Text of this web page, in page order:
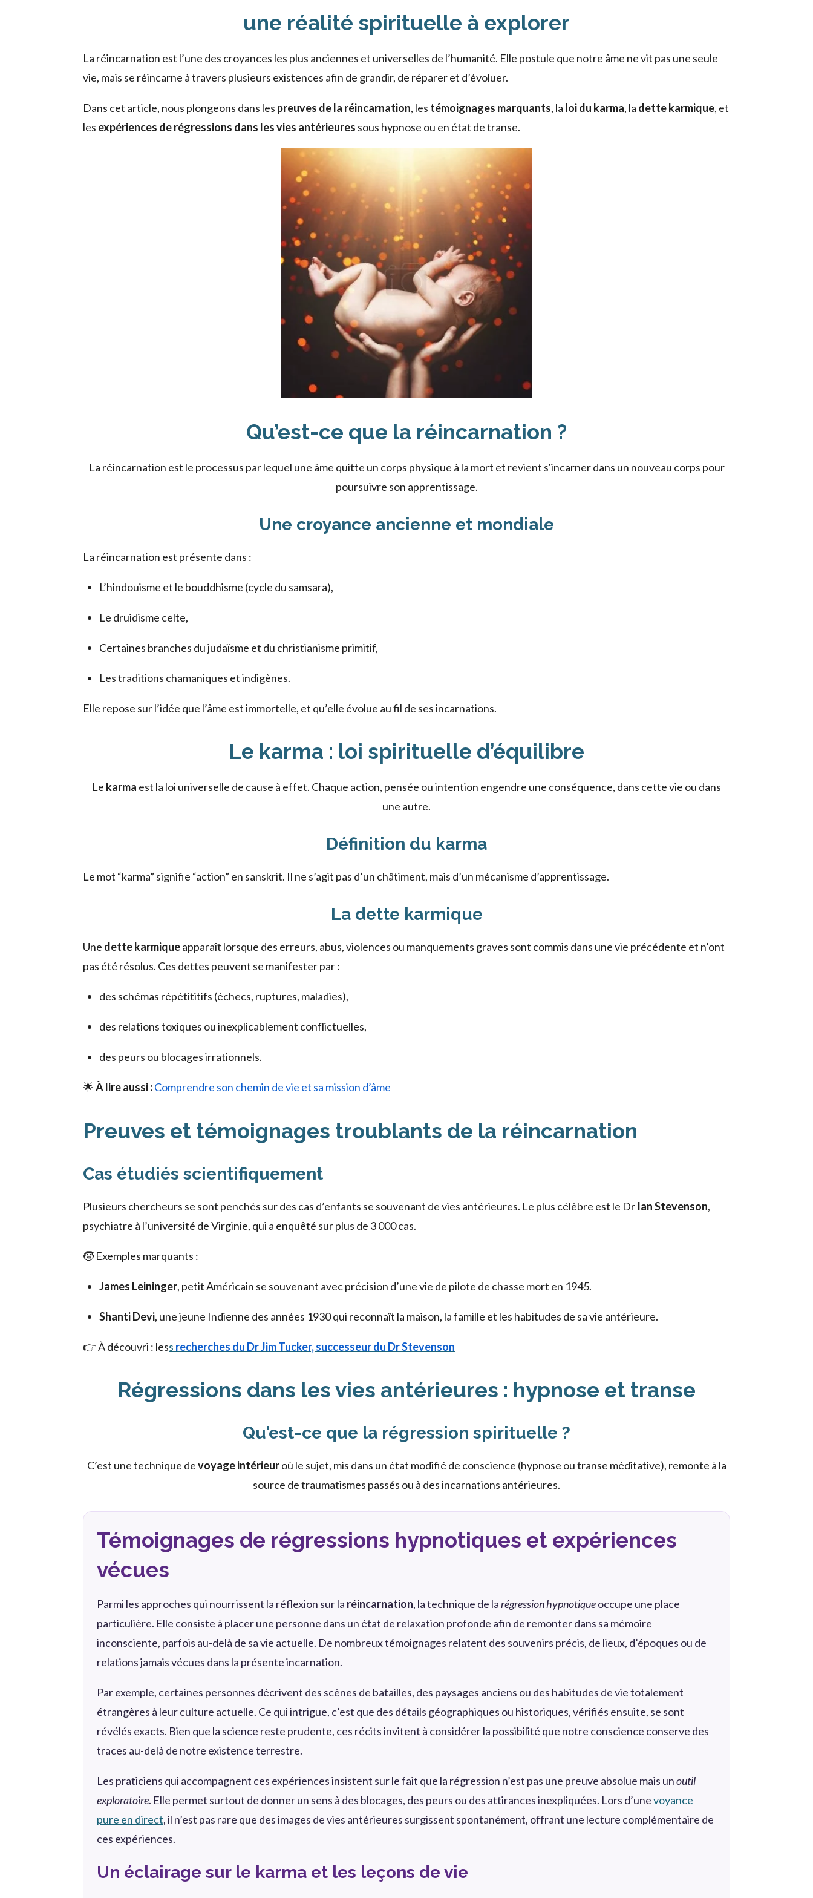
une réalité spirituelle à explorer
La réincarnation est l’une des croyances les plus anciennes et universelles de l’humanité. Elle postule que notre âme ne vit pas une seule
vie, mais se réincarne à travers plusieurs existences afin de grandir, de réparer et d’évoluer.
Dans cet article, nous plongeons dans les preuves de la réincarnation, les témoignages marquants, la loi du karma, la dette karmique, et
les expériences de régressions dans les vies antérieures sous hypnose ou en état de transe.
Qu’est-ce que la réincarnation ?
La réincarnation est le processus par lequel une âme quitte un corps physique à la mort et revient s'incarner dans un nouveau corps pour
poursuivre son apprentissage.
Une croyance ancienne et mondiale
La réincarnation est présente dans :
L’hindouisme et le bouddhisme (cycle du samsara),
Le druidisme celte,
Certaines branches du judaïsme et du christianisme primitif,
Les traditions chamaniques et indigènes.
Elle repose sur l’idée que l’âme est immortelle, et qu’elle évolue au fil de ses incarnations.
Le karma : loi spirituelle d’équilibre
Le karma est la loi universelle de cause à effet. Chaque action, pensée ou intention engendre une conséquence, dans cette vie ou dans
une autre.
Définition du karma
Le mot “karma” signifie “action” en sanskrit. Il ne s’agit pas d’un châtiment, mais d’un mécanisme d’apprentissage.
La dette karmique
Une dette karmiqueapparaît lorsque des erreurs, abus, violences ou manquements graves sont commis dans une vie précédente et n’ont
pas été résolus. Ces dettes peuvent se manifester par :
des schémas répétititifs (échecs, ruptures, maladies),
des relations toxiques ou inexplicablement conflictuelles,
des peurs ou blocages irrationnels.
🌟À lire aussi :Comprendre son chemin de vie et sa mission d’âme
Preuves et témoignages troublants de la réincarnation
Cas étudiés scientifiquement
Plusieurs chercheurs se sont penchés sur des cas d’enfants se souvenant de vies antérieures. Le plus célèbre est le Dr Ian Stevenson,
psychiatre à l’université de Virginie, qui a enquêté sur plus de 3 000 cas.
🧒 Exemples marquants :
James Leininger, petit Américain se souvenant avec précision d’une vie de pilote de chasse mort en 1945.
Shanti Devi, une jeune Indienne des années 1930 qui reconnaît la maison, la famille et les habitudes de sa vie antérieure.
👉 À découvri : less recherches du Dr Jim Tucker, successeur du Dr Stevenson
Régressions dans les vies antérieures : hypnose et transe
Qu’est-ce que la régression spirituelle ?
C’est une technique devoyage intérieuroù le sujet, mis dans un état modifié de conscience (hypnose ou transe méditative), remonte à la
source de traumatismes passés ou à des incarnations antérieures.
Témoignages de régressions hypnotiques et expériences
vécues
Parmi les approches qui nourrissent la réflexion sur la réincarnation, la technique de larégression hypnotiqueoccupe une place
particulière. Elle consiste à placer une personne dans un état de relaxation profonde afin de remonter dans sa mémoire
inconsciente, parfois au-delà de sa vie actuelle. De nombreux témoignages relatent des souvenirs précis, de lieux, d’époques ou de
relations jamais vécues dans la présente incarnation.
Par exemple, certaines personnes décrivent des scènes de batailles, des paysages anciens ou des habitudes de vie totalement
étrangères à leur culture actuelle. Ce qui intrigue, c’est que des détails géographiques ou historiques, vérifiés ensuite, se sont
révélés exacts. Bien que la science reste prudente, ces récits invitent à considérer la possibilité que notre conscience conserve des
traces au-delà de notre existence terrestre.
Les praticiens qui accompagnent ces expériences insistent sur le fait que la régression n’est pas une preuve absolue mais unoutil
exploratoire. Elle permet surtout de donner un sens à des blocages, des peurs ou des attirances inexpliquées. Lors d’unevoyance
pure en direct, il n’est pas rare que des images de vies antérieures surgissent spontanément, offrant une lecture complémentaire de
ces expériences.
Un éclairage sur le karma et les leçons de vie